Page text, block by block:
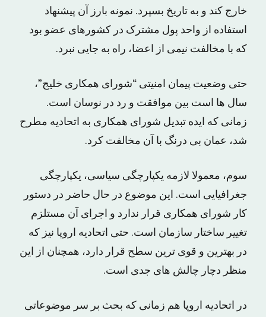
خارج کند و به تاریخ بسپرد. نمونه بارز آن پیشنهاد
استفاده از واحد پول مشترک در کشورهای عضو بود
که با مخالفت نیمی از اعضا، راه به جایی نبرد.
حتی وضعیت پیمان امنیتی “شورای همکاری خلیج”،
سال ها است بین موافقت و رد در نوسان است.
زمانی که ایده تبدیل شورای همکاری به اتحادیه مطرح
شد، عمان بی درنگ با آن مخالفت کرد.
سوم، معمولا لازمه یکپارچگی سیاسی، یکپارچگی
جغرافیایی است. این موضوع در حال حاضر در دستور
کار شورای همکاری قرار ندارد و اجرای آن مستلزم
تغییر ساختار سازمان است. حتی اتحادیه اروپا نیز که
در بهترین و قوی ترین سطح قرار دارد، همچنان از این
منظر دچار چالش های جدی است.
در اتحادیه اروپا هم زمانی که بحث بر سر موضوعاتی